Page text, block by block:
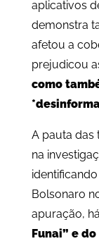
aplicativos
demonstra
afetou a
prejudicou
como
A pauta das
na
Bolsonaro
apuração,
Funai” e